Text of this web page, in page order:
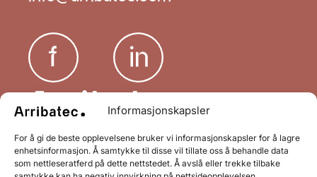
Informasjonskapsler
For å gi de beste opplevelsene bruker vi informasjonskapsler for å lagre
enhetsinformasjon. Å samtykke til disse vil tillate oss å behandle data
som nettleseratferd på dette nettstedet. Å avslå eller trekke tilbake
med ekspertise innen teknologi for integrerte
forretningsløsninger. Selskapet er notert på Oslo